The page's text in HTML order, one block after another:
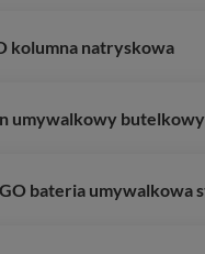
kolumna natryskowa
umywalkowy butelkowy
bateria umywalkowa